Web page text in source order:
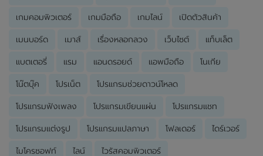
เกมคอมพิวเตอร์ เกมมือถือ เกมไลน์ เปิดตัวสินค้า
เมนบอร์ด เมาส์ เรื่องหลอกลวง เว็บไซต์ แท็บเล็ต
แบตเตอรี่ แรม แอนดรอยด์ แอพมือถือ โนเกีย
โน๊ตบุ๊ค โปรเน็ต โปรแกรมช่วยดาวน์โหลด
โปรแกรมฟังเพลง โปรแกรมเขียนแผ่น โปรแกรมแชท
โปรแกรมแต่งรูป โปรแกรมแปลภาษา โฟลเดอร์ ไดร์เวอร์
ไมโครซอฟท์ ไลน์ ไวรัสคอมพิวเตอร์